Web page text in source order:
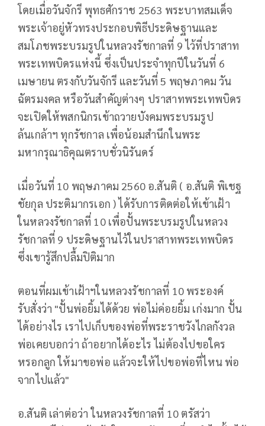
โดยเมื่อวันจักรี พุทธศักราช 2563 พระบาทสมเด็จ
พระเจ้าอยู่หัวทรงประกอบพิธีประดิษฐานและ
สมโภชพระบรมรูปในหลวงรัชกาลที่ 9 ไว้ที่ปราสาท
พระเทพบิดรแห่งนี้ ซึ่งเป็นประจำทุกปีในวันที่ 6
เมษายน ตรงกับวันจักรี และวันที่ 5 พฤษภาคม วัน
ฉัตรมงคล หรือวันสำคัญต่างๆ ปราสาทพระเทพบิดร
จะเปิดให้พสกนิกรเข้าถวายบังคมพระบรมรูป
ล้นเกล้าฯ ทุกรัชกาล เพื่อน้อมสำนึกในพระ
มหากรุณาธิคุณตราบชั่วนิรันดร์
เมื่อวันที่ 10 พฤษภาคม 2560 อ.สันติ ( อ.สันติ พิเชฐ
ชัยกุล ประติมากรเอก ) ได้รับการติดต่อให้เข้าเฝ้า
ในหลวงรัชกาลที่ 10 เพื่อปั้นพระบรมรูปในหลวง
รัชกาลที่ 9 ประดิษฐานไว้ในปราสาทพระเทพบิดร
ซึ่งเขารู้สึกปลื้มปิติมาก
ตอนที่ผมเข้าเฝ้าฯในหลวงรัชกาลที่ 10 พระองค์
รับสั่งว่า "ปั้นพ่อยิ้มได้ด้วย พ่อไม่ค่อยยิ้ม เก่งมาก ปั้น
ได้อย่างไร เราไปเก็บของพ่อที่พระราชวังไกลกังวล
พ่อเคยบอกว่า ถ้าอยากได้อะไร ไม่ต้องไปขอใคร
หรอกลูก ให้มาขอพ่อ แล้วจะให้ไปขอพ่อที่ไหน พ่อ
จากไปแล้ว"
อ.สันติ เล่าต่อว่า ในหลวงรัชกาลที่ 10 ตรัสว่า